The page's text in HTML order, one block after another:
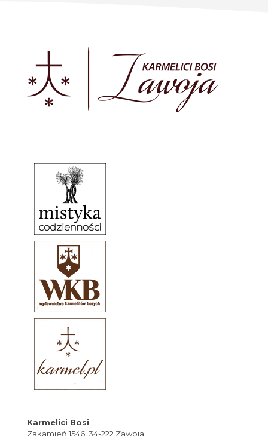
Karmelici Bosi
Zakamień 1546, 34-222 Zawoja